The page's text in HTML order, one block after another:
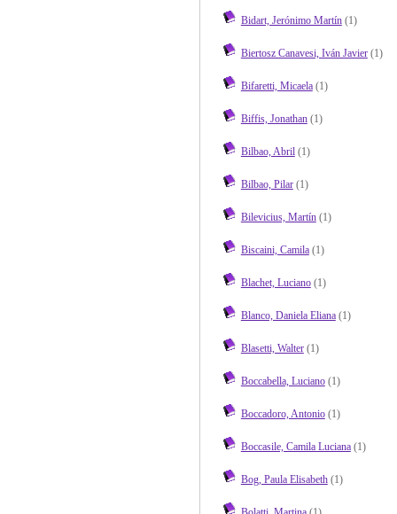
Bidart, Jerónimo Martín(1)
Biertosz Canavesi, Iván Javier(1)
Bifaretti, Micaela(1)
Biffis, Jonathan(1)
Bilbao, Abril(1)
Bilbao, Pilar(1)
Bilevicius, Martín(1)
Biscaini, Camila(1)
Blachet, Luciano(1)
Blanco, Daniela Eliana(1)
Blasetti, Walter(1)
Boccabella, Luciano(1)
Boccadoro, Antonio(1)
Boccasile, Camila Luciana(1)
Bog, Paula Elisabeth(1)